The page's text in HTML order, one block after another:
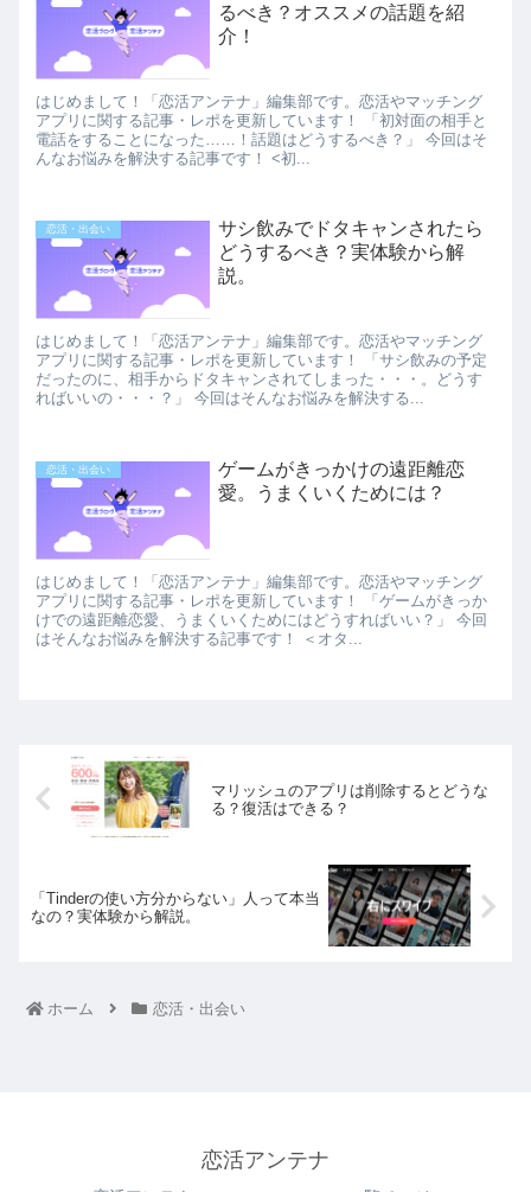
るべき？オススメの話題を紹
介！
はじめまして！「恋活アンテナ」編集部です。恋活やマッチング
アプリに関する記事・レポを更新しています！ 「初対面の相手と
電話をすることになった……！話題はどうするべき？」 今回はそ
んなお悩みを解決する記事です！ <初...
恋活・出会い
サシ飲みでドタキャンされたら
どうするべき？実体験から解
説。
はじめまして！「恋活アンテナ」編集部です。恋活やマッチング
アプリに関する記事・レポを更新しています！ 「サシ飲みの予定
だったのに、相手からドタキャンされてしまった・・・。どうす
ればいいの・・・？」 今回はそんなお悩みを解決する...
恋活・出会い
ゲームがきっかけの遠距離恋
愛。うまくいくためには？
はじめまして！「恋活アンテナ」編集部です。恋活やマッチング
アプリに関する記事・レポを更新しています！ 「ゲームがきっか
けでの遠距離恋愛、うまくいくためにはどうすればいい？」 今回
はそんなお悩みを解決する記事です！ ＜オタ...
マリッシュのアプリは削除するとどうな
る？復活はできる？
「Tinderの使い方分からない」人って本当
なの？実体験から解説。
ホーム 恋活・出会い
恋活アンテナ